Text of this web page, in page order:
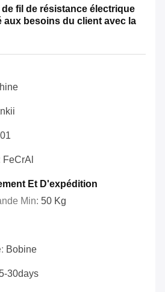
fil de résistance électrique
aux besoins du client avec la
FeCrAl
Et D'expédition
Min: 50 Kg
Bobine
5-30days